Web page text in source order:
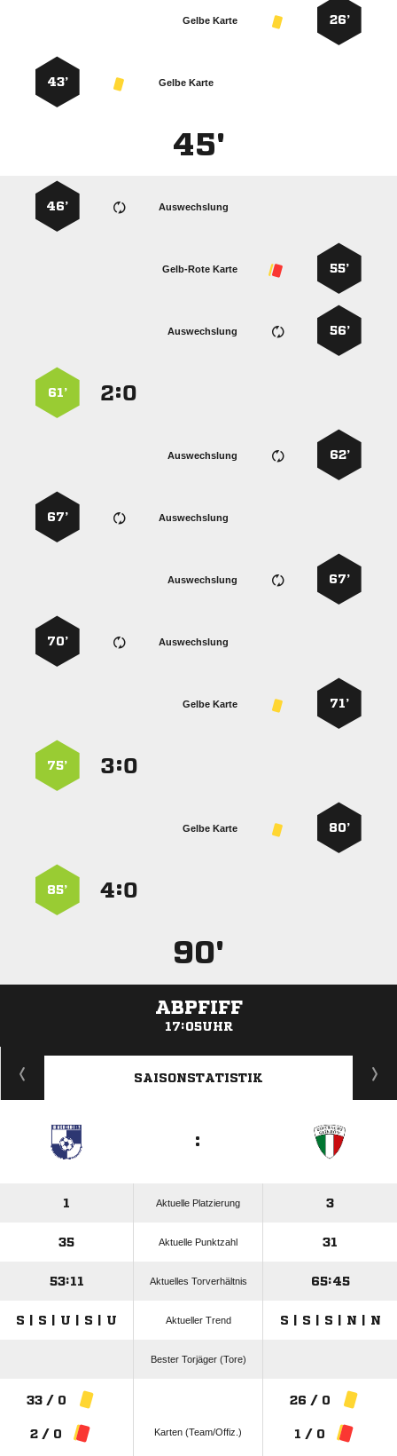
26’
Gelbe Karte
Gelbe Karte
43’
45'
Auswechslung
46’
55’
Gelb-Rote Karte
56’
Auswechslung
:
61’
62’
Auswechslung
Auswechslung
67’
67’
Auswechslung
Auswechslung
70’
71’
Gelbe Karte
:
75’
80’
Gelbe Karte
:
85’
90'
ABPFIFF
17:05UHR
ANZEIGE
SAISONSTATISTIK
:
1 Aktuelle Platzierung 3
35 Aktuelle Punktzahl 31
53:11 Aktuelles Torverhältnis 65:45
S | S | U | S | U Aktueller Trend S | S | S | N | N
Bester Torjäger (Tore)
33 / 0
2 / 0 Karten (Team/Offiz.)
26 / 0
1 / 0